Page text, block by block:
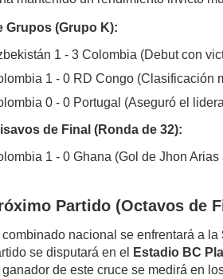
Grupos (Grupo K):
1 - 3 Colombia (Debut con
1 - 0 RD Congo (Clasificación
0 - 0 Portugal (Aseguró el
de Final (Ronda de 32):
1 - 0 Ghana (Gol de Jhon
Partido (Octavos de
combinado nacional se enfrentará a la
se disputará en el
Estadio BC
ganador de este cruce se medirá en